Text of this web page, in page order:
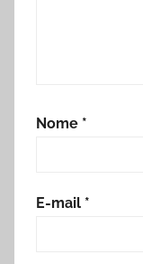
Nome *
E-mail *